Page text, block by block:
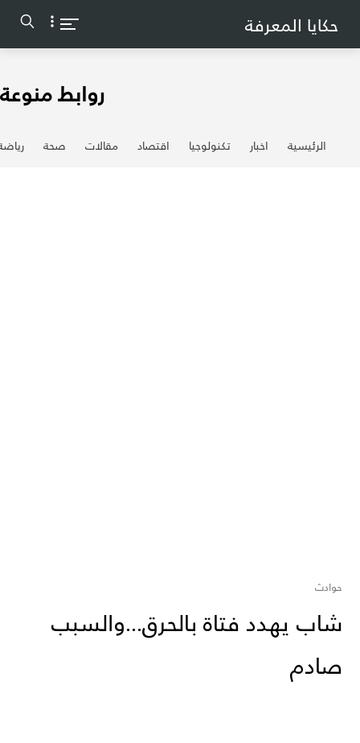
حكايا المعرفة
روابط منوعة
الرئيسية اخبار تكنولوجيا اقتصاد مقالات صحة
حوادث
شاب يهدد فتاة بالحرق...والسبب
صادم